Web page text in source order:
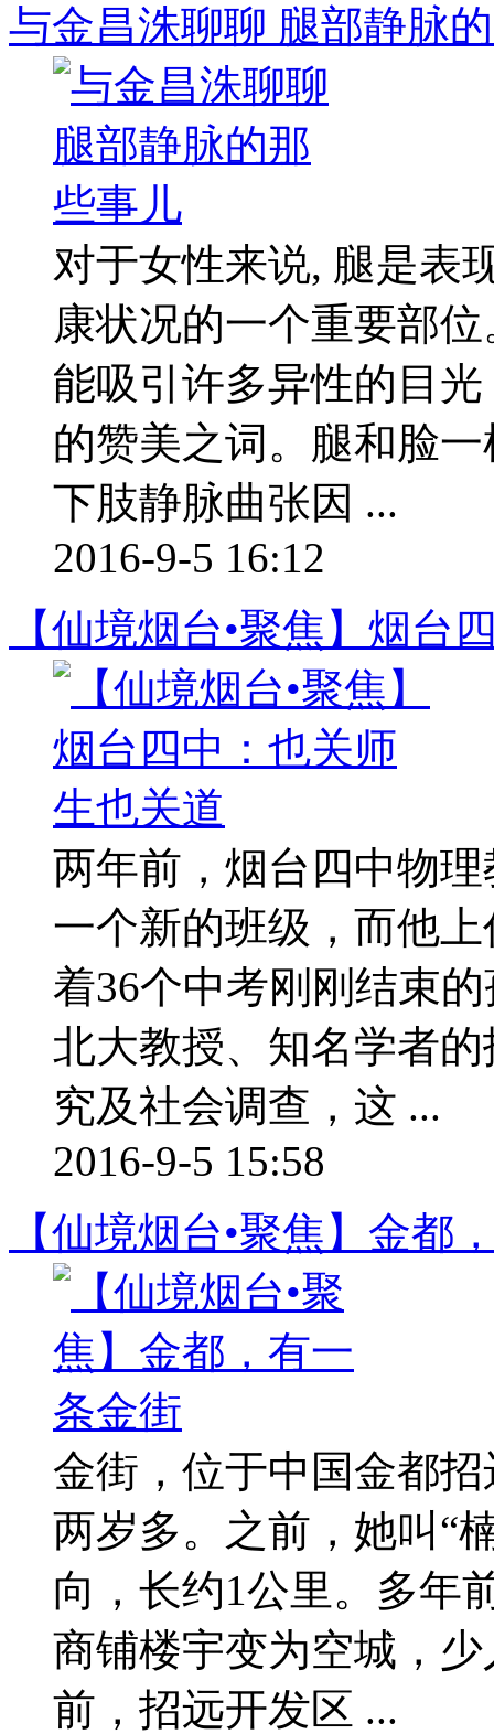
与金昌洙聊聊 腿部静脉
对于女性来说, 腿是表
康状况的一个重要部
能吸引许多异性的目
的赞美之词。腿和脸
下肢静脉曲张因 ...
2016-9-5 16:12
【仙境烟台•聚焦】烟台
两年前，烟台四中物
一个新的班级，而他
着36个中考刚刚结束
北大教授、知名学者
究及社会调查，这 ...
2016-9-5 15:58
【仙境烟台•聚焦】金都
金街，位于中国金都
两岁多。之前，她叫“
向，长约1公里。多年
商铺楼宇变为空城，
前，招远开发区 ...